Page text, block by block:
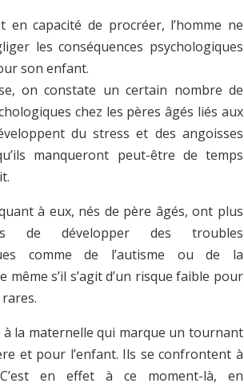
en capacité de procréer, l’homme ne
les conséquences psychologiques
son enfant.
on constate un certain nombre de
chez les pères âgés liés aux
du stress et des angoisses
manqueront peut-être de temps
à eux, nés de père âgés, ont plus
de développer des troubles
comme de l’autisme ou de la
même s’il s’agit d’un risque faible pour
à la maternelle qui marque un tournant
et pour l’enfant. Ils se confrontent à
en effet à ce moment-là, en